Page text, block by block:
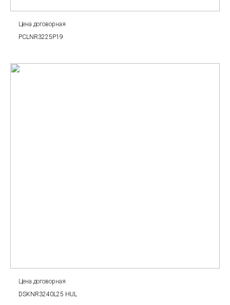
Цена договорная
PCLNR3225P19
Цена договорная
DSKNR3240L25 HUL